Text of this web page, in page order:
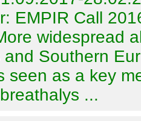
EMPIR Call
widespread
Southern
seen as a key
...